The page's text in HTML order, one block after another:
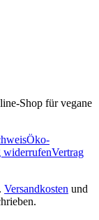
für vegane
Öko‐
widerrufenVertrag
Versandkosten und